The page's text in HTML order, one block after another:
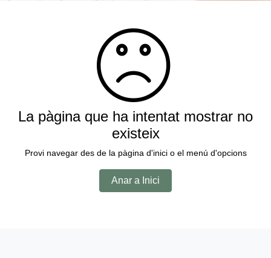
La pàgina que ha intentat mostrar no
existeix
Provi navegar des de la pàgina d'inici o el menú d'opcions
Anar a Inici